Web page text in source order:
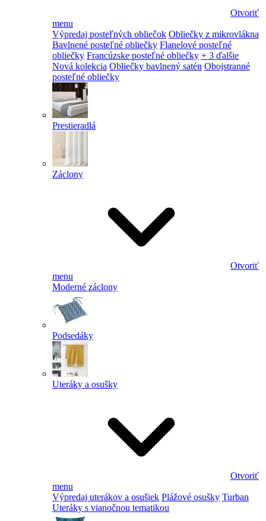
Otvoriť
menu
Výpredaj posteľných obliečok Obliečky z mikrovlákna
Bavlnené posteľné obliečky Flanelové posteľné
obliečky Francúzske posteľné obliečky + 3 ďalšie
Nová kolekcia Obliečky bavlnený satén Obojstranné
posteľné obliečky
Prestieradlá
Záclony
Otvoriť
menu
Moderné záclony
Podsedáky
Uteráky a osušky
Otvoriť
menu
Výpredaj uterákov a osušiek Plážové osušky Turban
Uteráky s vianočnou tematikou